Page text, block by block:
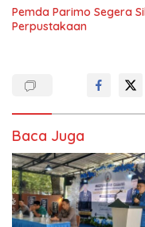
Pemda Parimo Segera
Perpustakaan
Baca Juga